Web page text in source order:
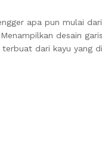
apa pun mulai
desain
dari kayu yang